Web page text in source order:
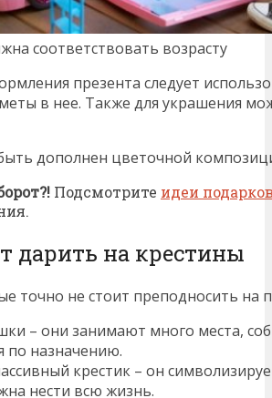
соответствовать возрасту
презента следует
в нее. Также для украшения
дополнен цветочной
Подсмотрите идеи
дарить на крестины
точно не стоит преподносить на
– они занимают много места,
по назначению.
крестик – он
нести всю жизнь.